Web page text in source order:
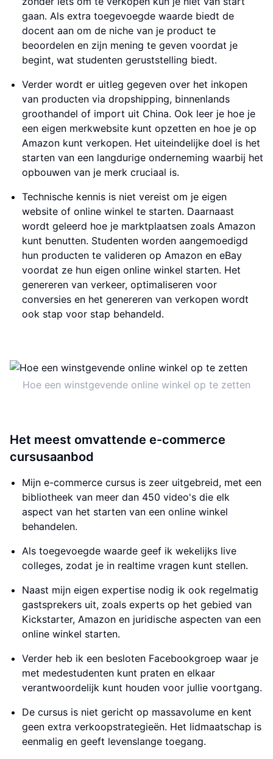
gaan. Als extra toegevoegde waarde biedt de
docent aan om de niche van je product te
beoordelen en zijn mening te geven voordat je
begint, wat studenten geruststelling biedt.
Verder wordt er uitleg gegeven over het inkopen
van producten via dropshipping, binnenlands
groothandel of import uit China. Ook leer je hoe je
een eigen merkwebsite kunt opzetten en hoe je op
Amazon kunt verkopen. Het uiteindelijke doel is het
starten van een langdurige onderneming waarbij het
opbouwen van je merk cruciaal is.
Technische kennis is niet vereist om je eigen
website of online winkel te starten. Daarnaast
wordt geleerd hoe je marktplaatsen zoals Amazon
kunt benutten. Studenten worden aangemoedigd
hun producten te valideren op Amazon en eBay
voordat ze hun eigen online winkel starten. Het
genereren van verkeer, optimaliseren voor
conversies en het genereren van verkopen wordt
ook stap voor stap behandeld.
Hoe een winstgevende online winkel op te zetten
Het meest omvattende e-commerce
cursusaanbod
Mijn e-commerce cursus is zeer uitgebreid, met een
bibliotheek van meer dan 450 video's die elk
aspect van het starten van een online winkel
behandelen.
Als toegevoegde waarde geef ik wekelijks live
colleges, zodat je in realtime vragen kunt stellen.
Naast mijn eigen expertise nodig ik ook regelmatig
gastsprekers uit, zoals experts op het gebied van
Kickstarter, Amazon en juridische aspecten van een
online winkel starten.
Verder heb ik een besloten Facebookgroep waar je
met medestudenten kunt praten en elkaar
verantwoordelijk kunt houden voor jullie voortgang.
De cursus is niet gericht op massavolume en kent
geen extra verkoopstrategieën. Het lidmaatschap is
eenmalig en geeft levenslange toegang.